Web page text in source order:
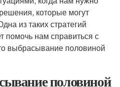
которые могут
из таких стратегий
помочь нам справиться с
выбрасывание половиной
половиной